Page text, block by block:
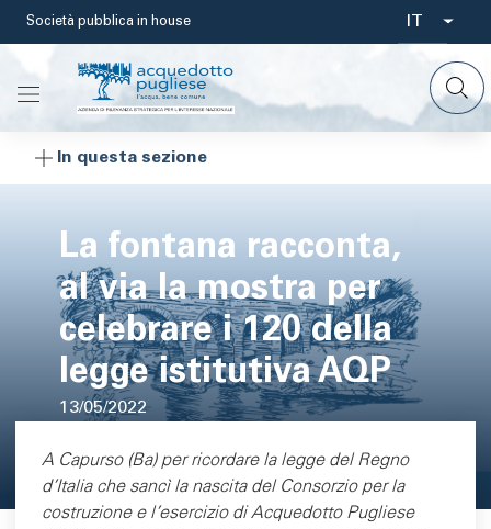
Salta
contenuto
principale
Società pubblica in house
Select
your
IT
In questa sezione
La fontana racconta,
al via la mostra per
celebrare i 120 della
legge istitutiva AQP
13/05/2022
Area di testo
A Capurso (Ba) per ricordare la legge del Regno
d’Italia che sancì la nascita del Consorzio per la
costruzione e l’esercizio di Acquedotto Pugliese